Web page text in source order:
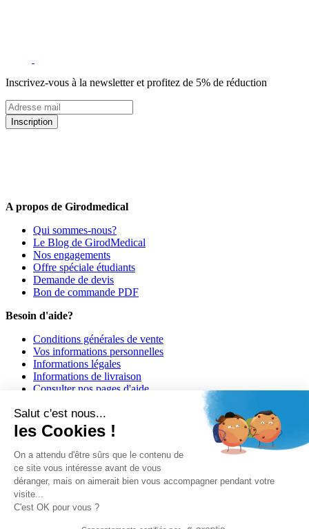
Inscrivez-vous à la newsletter et profitez de 5% de réduction
Inscription
A propos de Girodmedical
Qui sommes-nous?
Le Blog de GirodMedical
Nos engagements
Offre spéciale étudiants
Demande de devis
Bon de commande PDF
Besoin d'aide?
Conditions générales de vente
Vos informations personnelles
Informations légales
Informations de livraison
Consulter nos pages d'aide
Girodmedical est également présent dans 23 pays
© 2026 Girodmedical. Tous droits réservés.
Paiement 100 % sécurisé !
Contrôle Anti-Fraude, Certificat SSL
Salut c'est nous...
les Cookies !
On a attendu d'être sûrs que le contenu de
ce site vous intéresse avant de vous
déranger, mais on aimerait bien vous accompagner pendant votre
visite...
C'est OK pour vous ?